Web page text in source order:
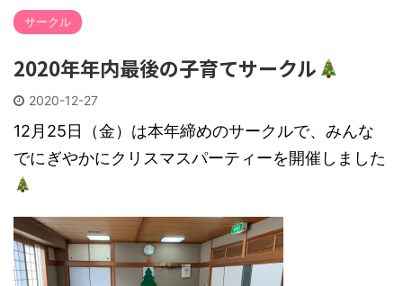
サークル
2020年年内最後の子育てサークル
2020-12-27
12月25日（金）は本年締めのサークルで、みんな
でにぎやかにクリスマスパーティーを開催しました